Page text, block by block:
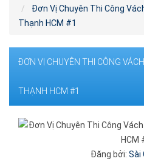
Đơn Vị Chuyên Thi Công
Thạnh HCM #1
ĐƠN VỊ CHUYÊN THI CÔNG
THẠNH HCM #1
Đăng bởi: Sài